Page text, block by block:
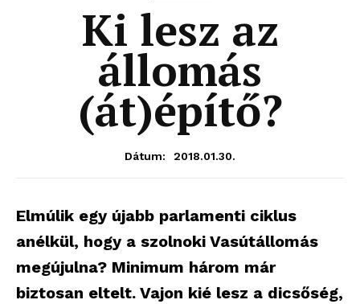
Ki lesz az
állomás
(át)építő?
Dátum: 2018.01.30.
Elmúlik egy újabb parlamenti ciklus
anélkül, hogy a szolnoki Vasútállomás
megújulna? Minimum három már
biztosan eltelt. Vajon kié lesz a dicsőség,